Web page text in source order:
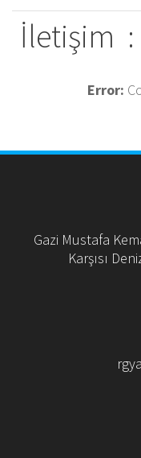
İletişim :
Error:
Gazi Mustafa
Karşısı